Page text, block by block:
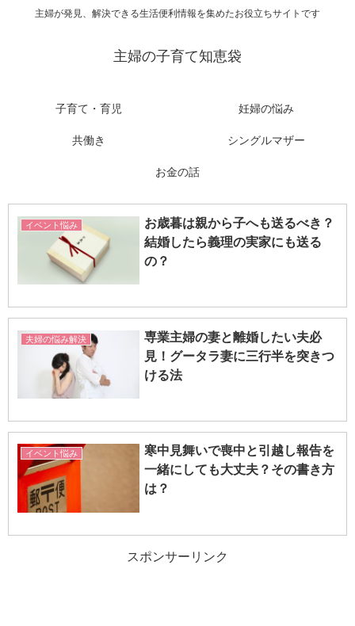
主婦が発見、解決できる生活便利情報を集めたお役立ちサイトです
主婦の子育て知恵袋
子育て・育児 妊婦の悩み
共働き シングルマザー
お金の話
イベント悩み
お歳暮は親から子へも送るべき？
結婚したら義理の実家にも送る
の？
夫婦の悩み解決
専業主婦の妻と離婚したい夫必
見！グータラ妻に三行半を突きつ
ける法
イベント悩み
寒中見舞いで喪中と引越し報告を
一緒にしても大丈夫？その書き方
は？
スポンサーリンク